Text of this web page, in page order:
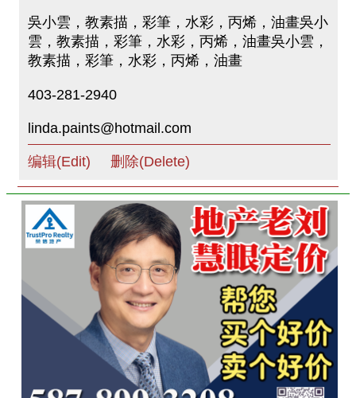
吳小雲，教素描，彩筆，水彩，丙烯，油畫吳小
雲，教素描，彩筆，水彩，丙烯，油畫吳小雲，
教素描，彩筆，水彩，丙烯，油畫
403-281-2940
linda.paints@hotmail.com
编辑(Edit) 删除(Delete)